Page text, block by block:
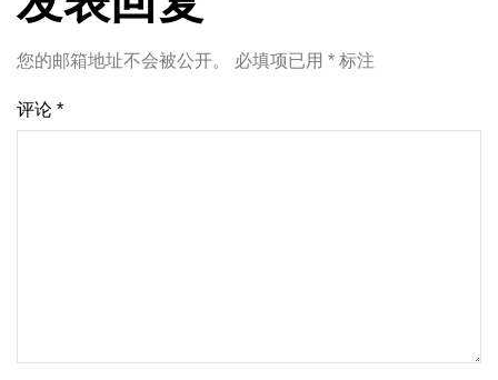
您的邮箱地址不会被公开。 必填项已用 * 标注
评论 *